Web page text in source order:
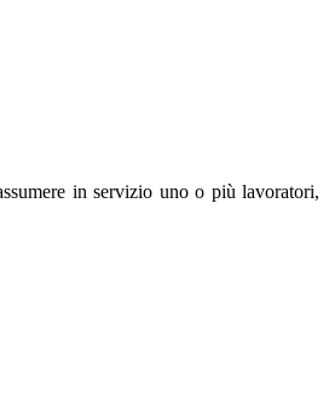
in servizio uno o più lavoratori,